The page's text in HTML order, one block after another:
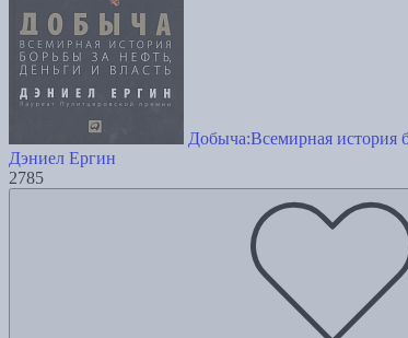
Добыча:Всемирная история
Дэниел Ергин
2785